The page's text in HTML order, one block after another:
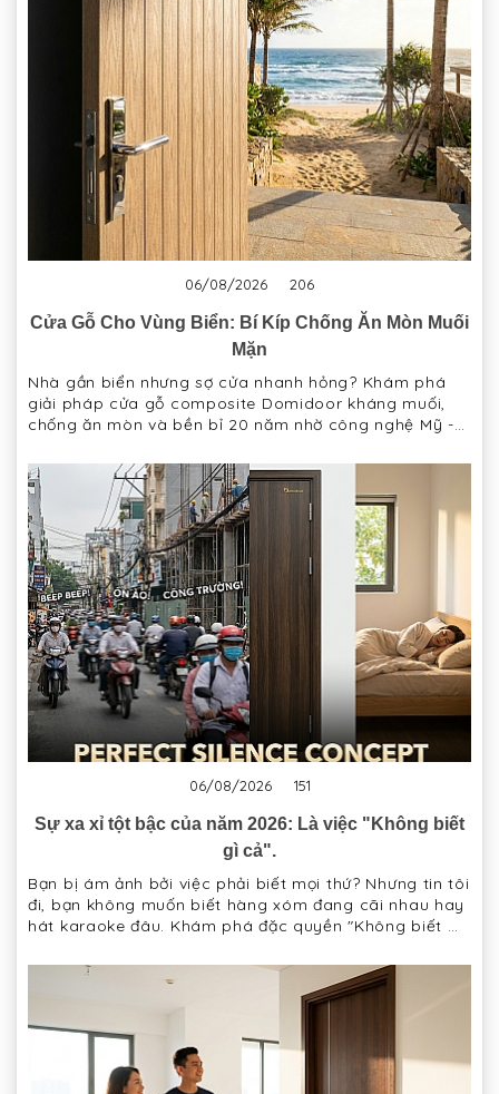
06/08/2026 206
Cửa Gỗ Cho Vùng Biển: Bí Kíp Chống Ăn Mòn Muối
Mặn
Nhà gần biển nhưng sợ cửa nhanh hỏng? Khám phá
giải pháp cửa gỗ composite Domidoor kháng muối,
chống ăn mòn và bền bỉ 20 năm nhờ công nghệ Mỹ -
06/08/2026 151
Sự xa xỉ tột bậc của năm 2026: Là việc "Không biết
gì cả".
Bạn bị ám ảnh bởi việc phải biết mọi thứ? Nhưng tin tôi
đi, bạn không muốn biết hàng xóm đang cãi nhau hay
hát karaoke đâu. Khám phá đặc quyền "Không biết gì"